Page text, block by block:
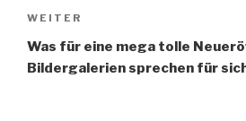
Nächster
Beitrag
WEITER
Was für eine mega tolle
Bildergalerien sprechen für